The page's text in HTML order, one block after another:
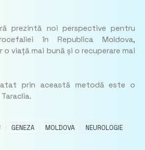
prezintă noi perspective pentru
în Republica Moldova,
viață mai bună și o recuperare mai
prin această metodă este o
GENEZA MOLDOVA
NEUROLOGIE